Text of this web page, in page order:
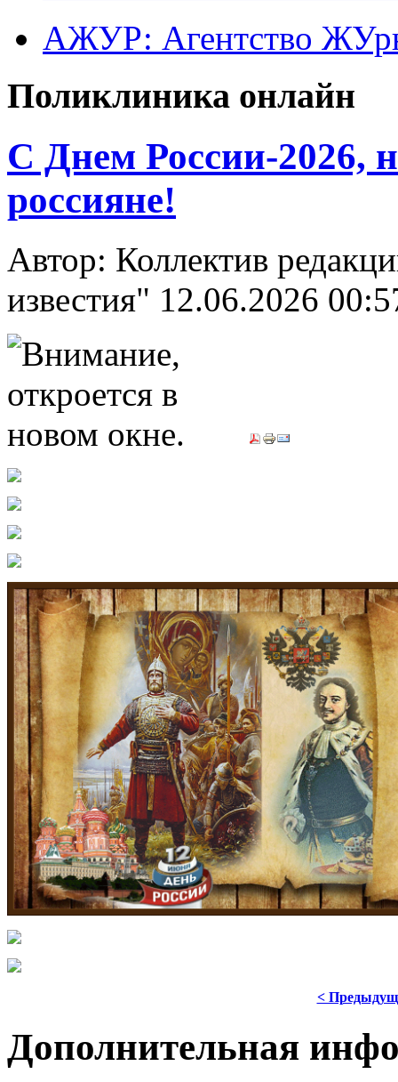
АЖУР: Агентство
Поликлиника онлайн
C Днем России-2026,
россияне!
Автор: Коллектив
известия" 12.06.2026
<
Дополнительная